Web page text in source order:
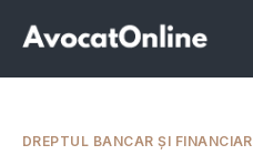
Înscrie-te ca avocat
DREPTUL BANCAR ȘI FINANCIAR